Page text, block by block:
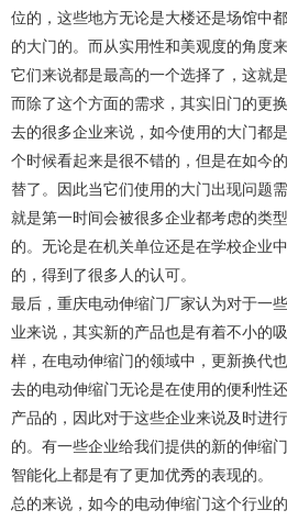
位的，这些地方无论是大楼还是场馆中
的大门的。而从实用性和美观度的角度
它们来说都是最高的一个选择了，这就是
而除了这个方面的需求，其实旧门的更
去的很多企业来说，如今使用的大门都
个时候看起来是很不错的，但是在如今
替了。因此当它们使用的大门出现问题
就是第一时间会被很多企业都考虑的类
的。无论是在机关单位还是在学校企业
的，得到了很多人的认可。
最后， 重庆电动伸缩门厂家认为对于一
业来说，其实新的产品也是有着不小的
样，在电动伸缩门的领域中，更新换代
去的电动伸缩门无论是在使用的便利性
产品的，因此对于这些企业来说及时进
的。有一些企业给我们提供的新的伸缩
智能化上都是有了更加优秀的表现的。
总的来说，如今的电动伸缩门这个行业